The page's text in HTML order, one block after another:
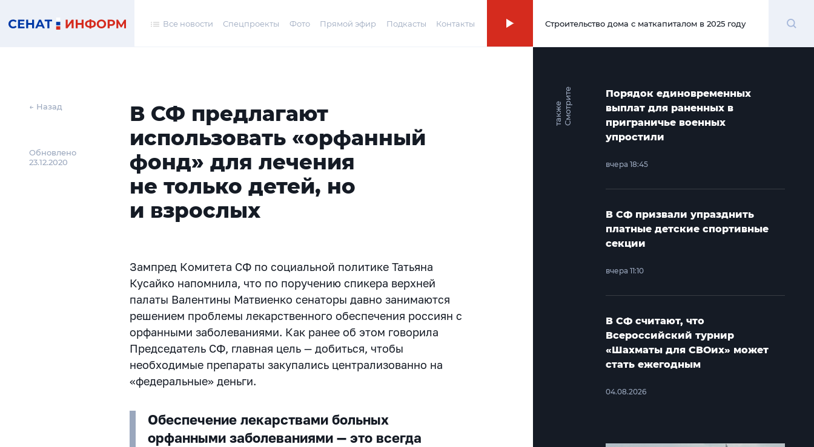
Все новости Спецпроекты Фото Прямой эфир Подкасты Контакты 00:00
Строительство дома с маткапиталом в 2025 году
← Назад
Обновлено
23.12.2020
В СФ предлагают
использовать «орфанный
фонд» для лечения
не только детей, но
и взрослых
Зампред Комитета СФ по социальной политике Татьяна
Кусайко напомнила, что по поручению спикера верхней
палаты Валентины Матвиенко сенаторы давно занимаются
решением проблемы лекарственного обеспечения россиян с
орфанными заболеваниями. Как ранее об этом говорила
Председатель СФ, главная цель — добиться, чтобы
необходимые препараты закупались централизованно на
«федеральные» деньги.
Обеспечение лекарствами больных
орфанными заболеваниями — это всегда
С
м
о
т
р и
т
е
т
а
к
ж
е
Порядок единовременных
выплат для раненных в
приграничье военных
упростили
вчера 18:45
В СФ призвали упразднить
платные детские спортивные
секции
вчера 11:10
В СФ считают, что
Всероссийский турнир
«Шахматы для СВОих» может
стать ежегодным
04.08.2026